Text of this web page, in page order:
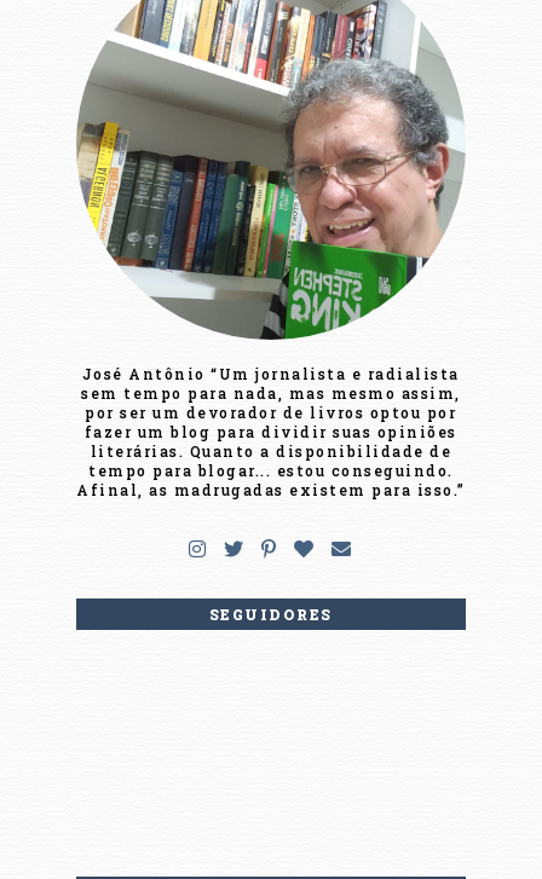
José Antônio “Um jornalista e radialista
sem tempo para nada, mas mesmo assim,
por ser um devorador de livros optou por
fazer um blog para dividir suas opiniões
literárias. Quanto a disponibilidade de
tempo para blogar... estou conseguindo.
Afinal, as madrugadas existem para isso.”
SEGUIDORES